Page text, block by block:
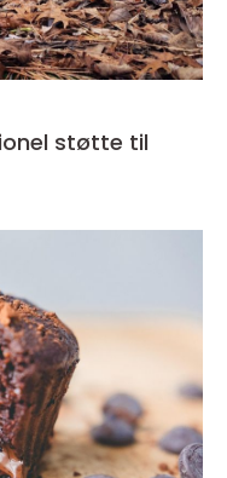
støtte til